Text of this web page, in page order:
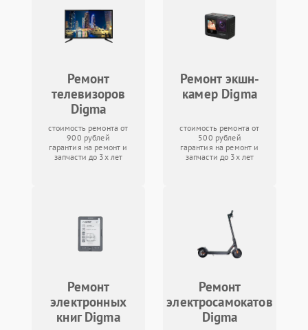
Ремонт
телевизоров
Digma
стоимость ремонта от
900 рублей
гарантия на ремонт и
запчасти до 3х лет
Ремонт экшн-
камер Digma
стоимость ремонта от
500 рублей
гарантия на ремонт и
запчасти до 3х лет
Ремонт
электронных
книг Digma
Ремонт
электросамокатов
Digma